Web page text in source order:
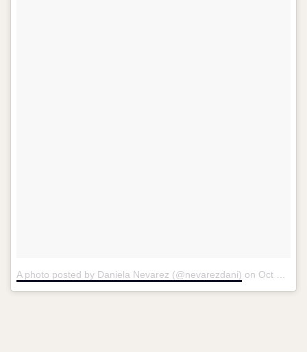
A photo posted by Daniela Nevarez (@nevarezdani) on Oct 10, 2016 at 7:42am PDT